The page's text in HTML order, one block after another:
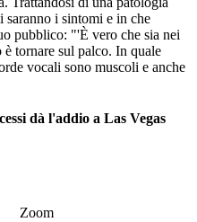
saranno i sintomi e in che
pubblico: "'È vero che sia nei
tornare sul palco. In quale
vocali sono muscoli e anche
dà l'addio a Las Vegas
Zoom